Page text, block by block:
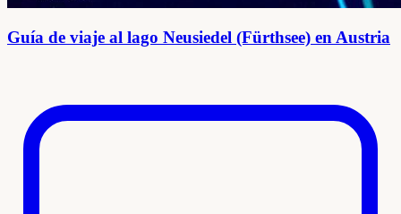
Guía de viaje al lago Neusiedel (Fürthsee) en Austria